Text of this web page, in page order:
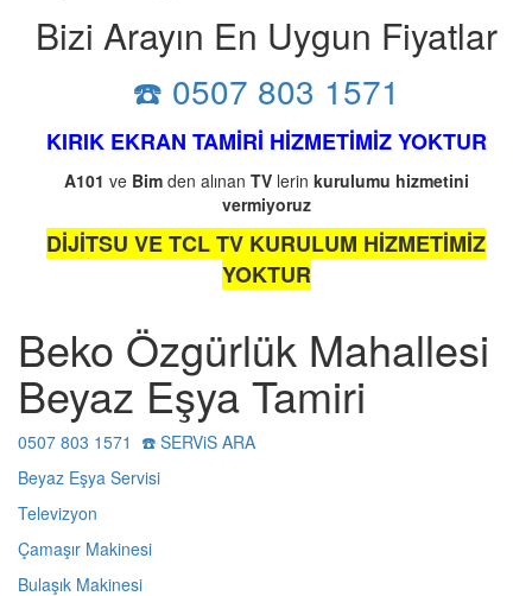
Bizi Arayın En Uygun Fiyatlar
☎️ 0507 803 1571
KIRIK EKRAN TAMİRİ HİZMETİMİZ YOKTUR
A101 ve Bimden alınan TVlerin kurulumu hizmetini
vermiyoruz
DİJİTSU VE TCL TV KURULUM HİZMETİMİZ
YOKTUR
Beko Özgürlük Mahallesi
Beyaz Eşya Tamiri
0507 803 1571 ☎️ SERViS ARA
Beyaz Eşya Servisi
Televizyon
Çamaşır Makinesi
Bulaşık Makinesi